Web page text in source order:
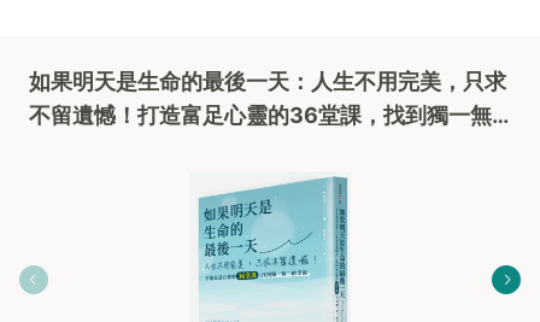
如果明天是生命的最後一天：人生不用完美，只求
不留遺憾！打造富足心靈的36堂課，找到獨一無